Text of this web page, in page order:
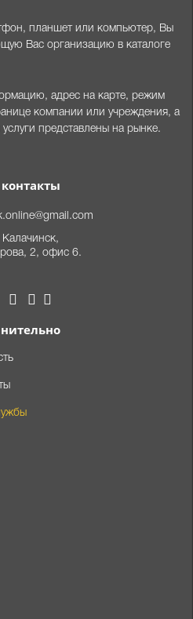
планшет или компьютер, Вы
Вас организацию в каталоге
адрес на карте, режим
компании или учреждения, а
представлены на рынке.
2, офис 6.